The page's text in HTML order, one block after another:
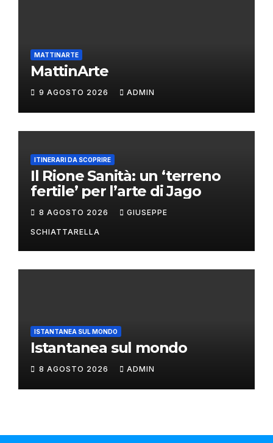
MATTINARTE
MattinArte
9 AGOSTO 2026 ADMIN
ITINERARI DA SCOPRIRE
Il Rione Sanità: un ‘terreno
fertile’ per l’arte di Jago
8 AGOSTO 2026 GIUSEPPE
SCHIATTARELLA
ISTANTANEA SUL MONDO
Istantanea sul mondo
8 AGOSTO 2026 ADMIN